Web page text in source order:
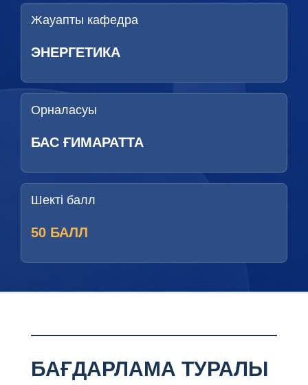
Жауапты кафедра
ЭНЕРГЕТИКА
Орналасуы
БАС ҒИМАРАТТА
Шекті балл
50 БАЛЛ
БАҒДАРЛАМА ТУРАЛЫ